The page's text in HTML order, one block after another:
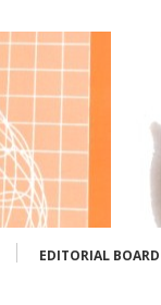
EDITORIAL BOARD